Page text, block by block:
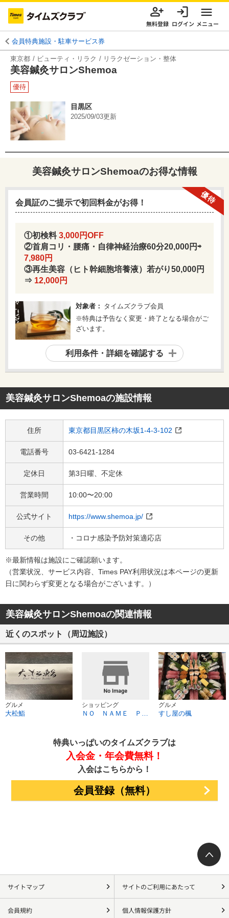
無料登録 ログイン メニュー
会員特典施設・駐車サービス券
東京都 ビューティ・リラク リラクゼーション・整体
美容鍼灸サロンShemoa
優待
目黒区
2025/09/03更新
美容鍼灸サロンShemoaのお得な情報
優待
会員証のご提示で初回料金がお得！
①初検料3,000円OFF
②首肩コリ・腰痛・自律神経治療60分20,000円⇨
7,980円
③再生美容（ヒト幹細胞培養液）若がり50,000円
⇒ 12,000円
対象者： タイムズクラブ会員
※特典は予告なく変更・終了となる場合がご
ざいます。
利用条件・詳細を確認する
美容鍼灸サロンShemoaの施設情報
住所 東京都目黒区柿の木坂1-4-3-102
電話番号 03-6421-1284
定休日 第3日曜、不定休
営業時間 10:00〜20:00
公式サイト https://www.shemoa.jp/
その他 ・コロナ感染予防対策適応店
※最新情報は施設にご確認願います。
（営業状況、サービス内容、Times PAY利用状況は本ページの​更新
日に関わらず変更となる場合がございます。）​
美容鍼灸サロンShemoaの関連情報
近くのスポット（周辺施設）
グルメ
大松鮨
ショッピング
ＮＯ ＮＡＭＥ ＰＡＲＩＳＨ
グルメ
すし屋の楓
特典いっぱいのタイムズクラブは
入会金・年会費無料！
入会はこちらから！
会員登録（無料）
サイトマップ サイトのご利用にあたって
会員規約 個人情報保護方針